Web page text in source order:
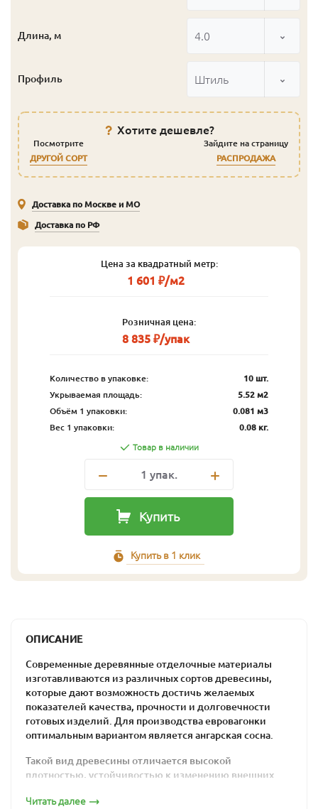
Длина, м 4.0
Профиль Штиль
Хотите дешевле?
Посмотрите
ДРУГОЙ СОРТ
Зайдите на страницу
РАСПРОДАЖА
Доставка по Москве и МО
Доставка по РФ
Цена за квадратный метр:
1 601 ₽/м2
Розничная цена:
8 835 ₽/упак
Количество в упаковке:
10 шт.
Укрываемая площадь:
5.52 м2
Объём 1 упаковки:
0.081 м3
Вес 1 упаковки:
0.08 кг.
Товар в наличии
1 упак.
Купить
Купить в 1 клик
ОПИСАНИЕ
Современные деревянные отделочные материалы
изготавливаются из различных сортов древесины,
которые дают возможность достичь желаемых
показателей качества, прочности и долговечности
готовых изделий. Для производства евровагонки
оптимальным вариантом является ангарская сосна.
Такой вид древесины отличается высокой
плотностью, устойчивостью к изменению внешних
являются следствием влияния сурового сибирского
Читать далее